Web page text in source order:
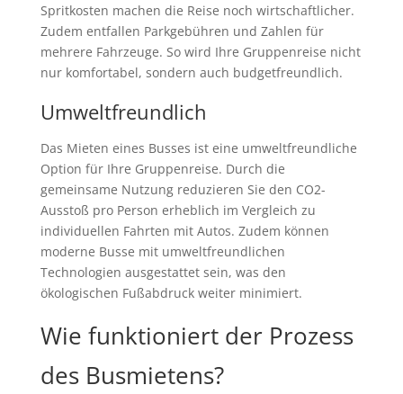
Spritkosten machen die Reise noch wirtschaftlicher.
Zudem entfallen Parkgebühren und Zahlen für
mehrere Fahrzeuge. So wird Ihre Gruppenreise nicht
nur komfortabel, sondern auch budgetfreundlich.
Umweltfreundlich
Das Mieten eines Busses ist eine umweltfreundliche
Option für Ihre Gruppenreise. Durch die
gemeinsame Nutzung reduzieren Sie den CO2-
Ausstoß pro Person erheblich im Vergleich zu
individuellen Fahrten mit Autos. Zudem können
moderne Busse mit umweltfreundlichen
Technologien ausgestattet sein, was den
ökologischen Fußabdruck weiter minimiert.
Wie funktioniert der Prozess
des Busmietens?